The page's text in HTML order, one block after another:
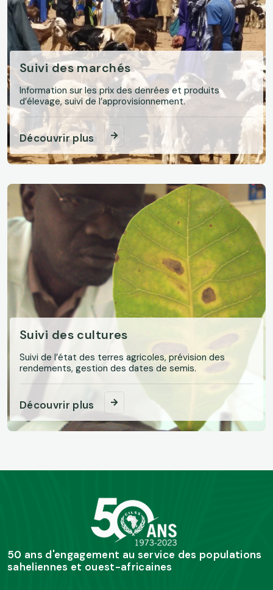
Suivi des marchés
Information sur les prix des denrées et produits
d’élevage, suivi de l’approvisionnement.
Découvrir plus
Suivi des cultures
Suivi de l’état des terres agricoles, prévision des
rendements, gestion des dates de semis.
Découvrir plus
50 ans d'engagement au service des populations
saheliennes et ouest-africaines